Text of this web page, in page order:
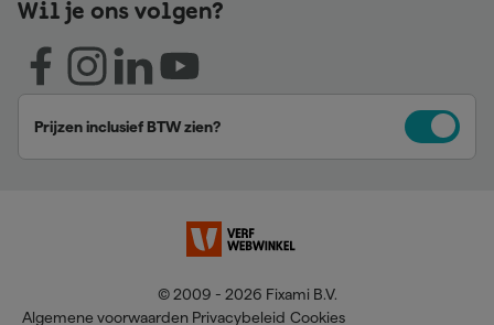
Wil je ons volgen?
Prijzen inclusief BTW zien?
© 2009 - 2026 Fixami B.V.
Algemene voorwaarden Privacybeleid Cookies